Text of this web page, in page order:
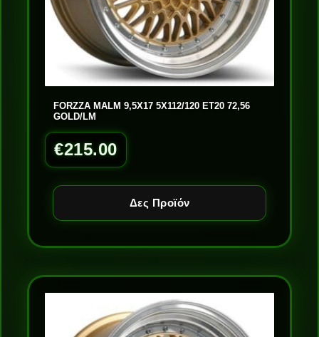
FORZZA MALM 9,5X17 5X112/120 ET20 72,56
GOLD/LM
€215.00
Δες Προϊόν